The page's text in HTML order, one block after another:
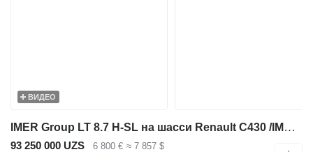
ВИДЕО
IMER Group LT 8.7 H-SL на шасси Renault C430 /IMER LT8.7-SL / ROTATHEAM TS13
93 250 000 UZS 6 800 € ≈ 7 857 $